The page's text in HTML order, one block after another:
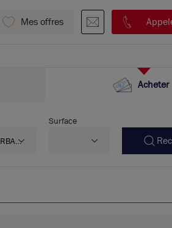
Mes offres
Acheter
Surface